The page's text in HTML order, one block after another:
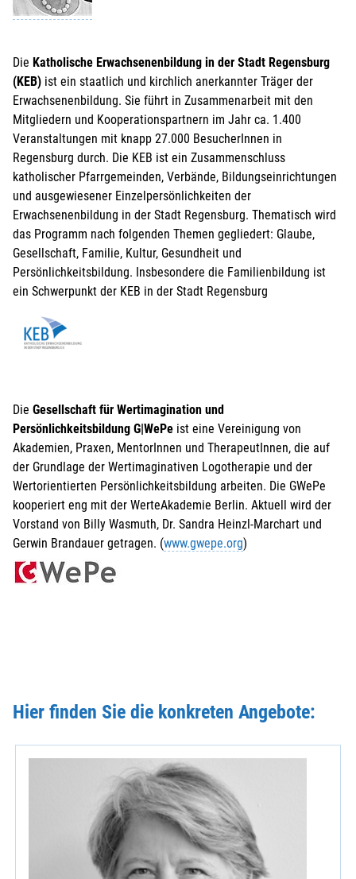
Die Katholische Erwachsenenbildung in der Stadt Regensburg
(KEB) ist ein staatlich und kirchlich anerkannter Träger der
Erwachsenenbildung. Sie führt in Zusammenarbeit mit den
Mitgliedern und Kooperationspartnern im Jahr ca. 1.400
Veranstaltungen mit knapp 27.000 BesucherInnen in
Regensburg durch. Die KEB ist ein Zusammenschluss
katholischer Pfarrgemeinden, Verbände, Bildungseinrichtungen
und ausgewiesener Einzelpersönlichkeiten der
Erwachsenenbildung in der Stadt Regensburg. Thematisch wird
das Programm nach folgenden Themen gegliedert: Glaube,
Gesellschaft, Familie, Kultur, Gesundheit und
Persönlichkeitsbildung. Insbesondere die Familienbildung ist
ein Schwerpunkt der KEB in der Stadt Regensburg
Die Gesellschaft für Wertimagination und
Persönlichkeitsbildung G|WePe ist eine Vereinigung von
Akademien, Praxen, MentorInnen und TherapeutInnen, die auf
der Grundlage der Wertimaginativen Logotherapie und der
Wertorientierten Persönlichkeitsbildung arbeiten. Die GWePe
kooperiert eng mit der WerteAkademie Berlin. Aktuell wird der
Vorstand von Billy Wasmuth, Dr. Sandra Heinzl-Marchart und
Gerwin Brandauer getragen. (www.gwepe.org)
Hier finden Sie die konkreten Angebote: